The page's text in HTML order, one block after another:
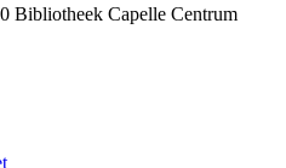
Bibliotheek Capelle Centrum